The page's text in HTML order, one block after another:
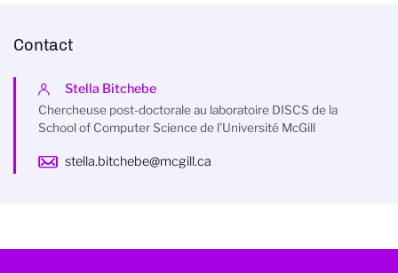
Contact
Stella Bitchebe
Chercheuse post-doctorale au laboratoire DISCS de la
School of Computer Science de l’Université McGill
stella.bitchebe@mcgill.ca